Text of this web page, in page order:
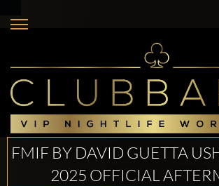
FMIF BY DAVID GUETTA
2025 OFFICIAL